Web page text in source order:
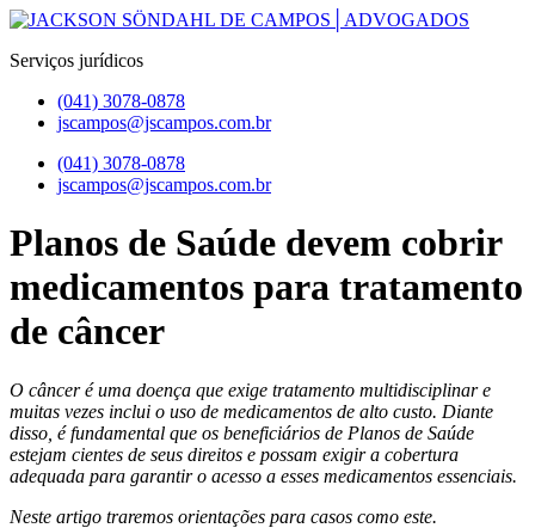
Pular
o
Serviços jurídicos
(041) 3078-0878
jscampos@jscampos.com.br
Menu
(041) 3078-0878
jscampos@jscampos.com.br
Planos de Saúde devem cobrir
medicamentos para tratamento
de câncer
O câncer é uma doença que exige tratamento multidisciplinar e
muitas vezes inclui o uso de medicamentos de alto custo. Diante
disso, é fundamental que os beneficiários de Planos de Saúde
estejam cientes de seus direitos e possam exigir a cobertura
adequada para garantir o acesso a esses medicamentos essenciais.
Neste artigo traremos orientações para casos como este.